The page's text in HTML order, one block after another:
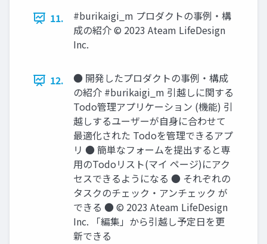
11.
#burikaigi_m プロダクトの事例‧構
成の紹介 © 2023 Ateam LifeDesign
Inc.
12.
● 開発したプロダクトの事例‧構成
の紹介 #burikaigi_m 引越しに関する
Todo管理アプリケーション (機能) 引
越しするユーザーが⾃⾝に合わせて
最適化された Todoを管理できるアプ
リ ● 簡単なフォームを提出すると専
⽤のTodoリスト(マイ ページ)にアク
セスできるようになる ● それぞれの
タスクのチェック‧アンチェック が
できる ● © 2023 Ateam LifeDesign
Inc. 「編集」から引越し予定⽇を更
新できる